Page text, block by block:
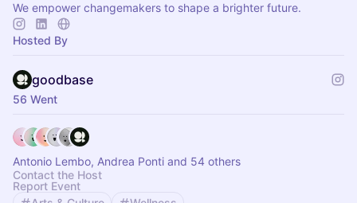
We empower changemakers to shape a brighter future.
Hosted By
goodbase
56 Went
Antonio Lembo, Andrea Ponti and 54 others
Contact the Host
Report Event